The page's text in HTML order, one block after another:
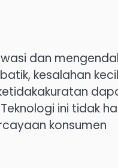
dan
kesalahan kecil
ini tidak
konsumen